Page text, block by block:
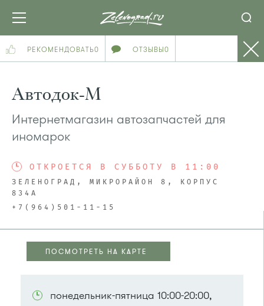
РЕКОМЕНДОВАТЬ0 ОТЗЫВЫ0
Автодок-М
Интернетмагазин автозапчастей для
иномарок
ОТКРОЕТСЯ В СУББОТУ В 11:00
ЗЕЛЕНОГРАД, МИКРОРАЙОН 8, КОРПУС
834А
+7(964)501-11-15
ПОСМОТРЕТЬ НА КАРТЕ
понедельник-пятница 10:00-20:00,